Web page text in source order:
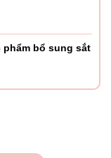
bổ sung sắt